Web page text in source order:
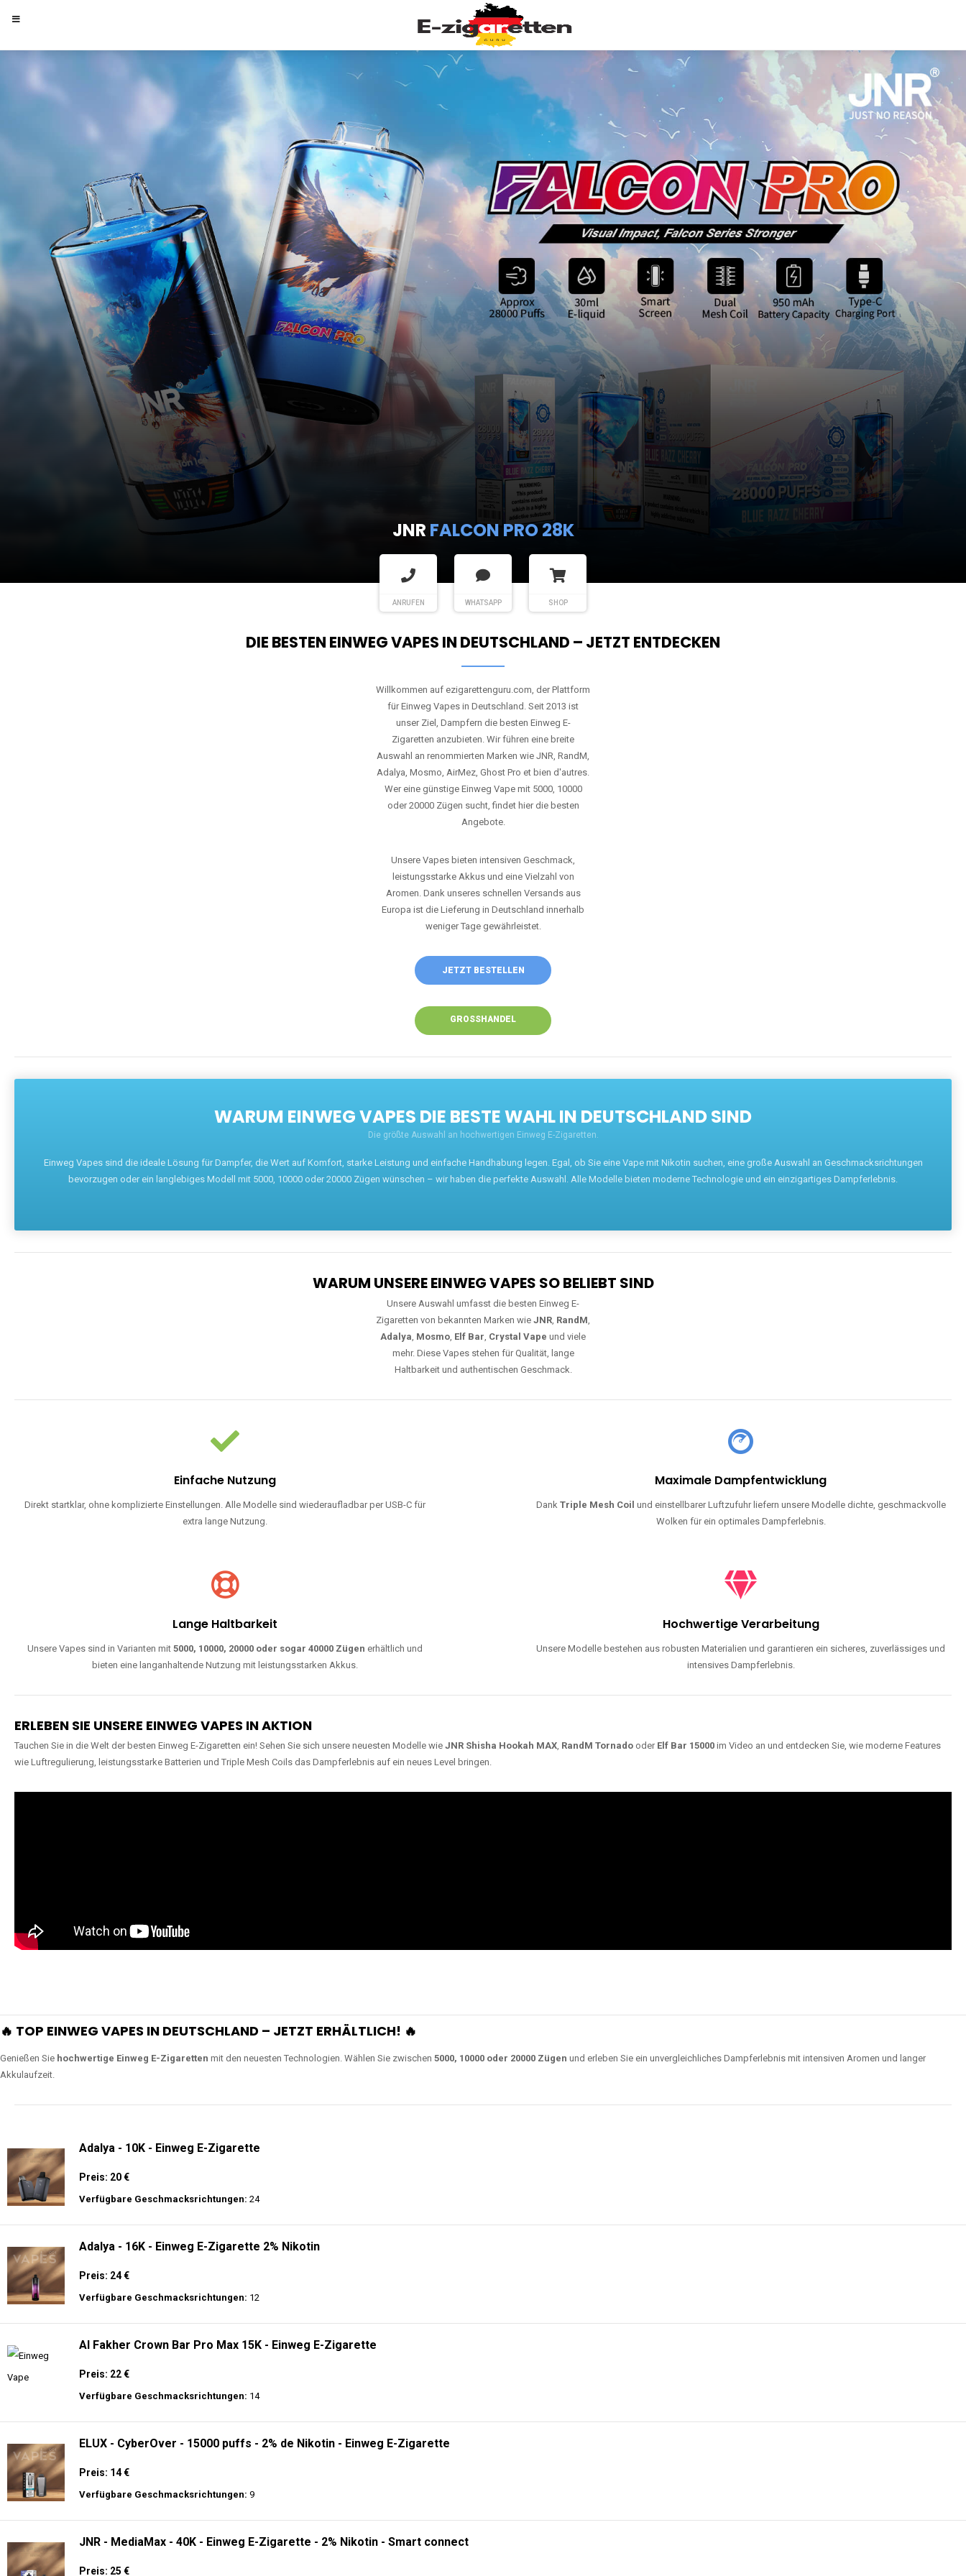
JNR FALCON PRO 28K
ANRUFEN WHATSAPP SHOP
DIE BESTEN EINWEG VAPES IN DEUTSCHLAND – JETZT ENTDECKEN
Willkommen auf ezigarettenguru.com, der Plattform
für Einweg Vapes in Deutschland. Seit 2013 ist
unser Ziel, Dampfern die besten Einweg E-
Zigaretten anzubieten. Wir führen eine breite
Auswahl an renommierten Marken wie JNR, RandM,
Adalya, Mosmo, AirMez, Ghost Pro et bien d'autres.
Wer eine günstige Einweg Vape mit 5000, 10000
oder 20000 Zügen sucht, findet hier die besten
Angebote.
Unsere Vapes bieten intensiven Geschmack,
leistungsstarke Akkus und eine Vielzahl von
Aromen. Dank unseres schnellen Versands aus
Europa ist die Lieferung in Deutschland innerhalb
weniger Tage gewährleistet.
JETZT BESTELLEN
GROSSHANDEL
WARUM EINWEG VAPES DIE BESTE WAHL IN DEUTSCHLAND SIND
Die größte Auswahl an hochwertigen Einweg E-Zigaretten.
Einweg Vapes sind die ideale Lösung für Dampfer, die Wert auf Komfort, starke Leistung und einfache Handhabung legen. Egal, ob Sie eine Vape mit Nikotin suchen, eine große Auswahl an Geschmacksrichtungen
bevorzugen oder ein langlebiges Modell mit 5000, 10000 oder 20000 Zügen wünschen – wir haben die perfekte Auswahl. Alle Modelle bieten moderne Technologie und ein einzigartiges Dampferlebnis.
WARUM UNSERE EINWEG VAPES SO BELIEBT SIND
Unsere Auswahl umfasst die besten Einweg E-
Zigaretten von bekannten Marken wie JNR, RandM,
Adalya, Mosmo, Elf Bar, Crystal Vape und viele
mehr. Diese Vapes stehen für Qualität, lange
Haltbarkeit und authentischen Geschmack.
Einfache Nutzung
Direkt startklar, ohne komplizierte Einstellungen. Alle Modelle sind wiederaufladbar per USB-C für
extra lange Nutzung.
Maximale Dampfentwicklung
Dank Triple Mesh Coil und einstellbarer Luftzufuhr liefern unsere Modelle dichte, geschmackvolle
Wolken für ein optimales Dampferlebnis.
Lange Haltbarkeit
Unsere Vapes sind in Varianten mit5000, 10000, 20000 oder sogar 40000 Zügen erhältlich und
bieten eine langanhaltende Nutzung mit leistungsstarken Akkus.
Hochwertige Verarbeitung
Unsere Modelle bestehen aus robusten Materialien und garantieren ein sicheres, zuverlässiges und
intensives Dampferlebnis.
ERLEBEN SIE UNSERE EINWEG VAPES IN AKTION
Tauchen Sie in die Welt der besten Einweg E-Zigaretten ein! Sehen Sie sich unsere neuesten Modelle wie JNR Shisha Hookah MAX, RandM Tornado oder Elf Bar 15000 im Video an und entdecken Sie, wie moderne Features
wie Luftregulierung, leistungsstarke Batterien und Triple Mesh Coils das Dampferlebnis auf ein neues Level bringen.
🔥 TOP EINWEG VAPES IN DEUTSCHLAND – JETZT ERHÄLTLICH! 🔥
Genießen Sie hochwertige Einweg E-Zigaretten mit den neuesten Technologien. Wählen Sie zwischen 5000, 10000 oder 20000 Zügen und erleben Sie ein unvergleichliches Dampferlebnis mit intensiven Aromen und langer
Akkulaufzeit.
Adalya - 10K - Einweg E-Zigarette
Preis: 20 €
Verfügbare Geschmacksrichtungen: 24
Adalya - 16K - Einweg E-Zigarette 2% Nikotin
Preis: 24 €
Verfügbare Geschmacksrichtungen: 12
Al Fakher Crown Bar Pro Max 15K - Einweg E-Zigarette
Preis: 22 €
Verfügbare Geschmacksrichtungen: 14
ELUX - CyberOver - 15000 puffs - 2% de Nikotin - Einweg E-Zigarette
Preis: 14 €
Verfügbare Geschmacksrichtungen: 9
JNR - MediaMax - 40K - Einweg E-Zigarette - 2% Nikotin - Smart connect
Preis: 25 €